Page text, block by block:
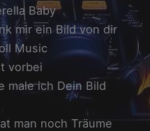
Baby
mir ein Bild von dir
Music
vorbei
male ich Dein Bild
man noch Träume